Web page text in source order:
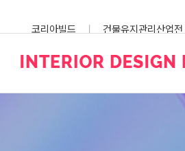
코리아빌드
건물유지관리산업전